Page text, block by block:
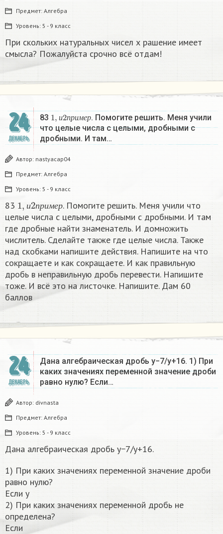
Предмет: Алгебра
Уровень: 5 - 9 класс
При скольких натуральных чисел х рашение имеет
смысла? Пожалуйста срочно всё отдам!
24
ДЕКАБРЬ
83 и п р име р
1,и 2пример
. Помогите решить. Меня учили
что целые числа с целыми, дробными с
дробными. И там…
Автор: nastyacap04
Предмет: Алгебра
Уровень: 5 - 9 класс
83 и п р име р
2
. Помогите решить. Меня учили что
целые числа с целыми, дробными с дробными. И там
где дробные найти знаменатель. И домножить
числитель. Сделайте также где целые числа. Также
над скобками напишите действия. Напишите на что
сокращаете и как сокращаете. И как правильную
дробь в неправильную дробь перевести. Напишите
тоже. И всё это на листочке. Напишите. Дам 60
баллов
24
ДЕКАБРЬ
Дана алгебраическая дробь y−7/y+16. 1) При
каких значениях переменной значение дроби
равно нулю? Если…
Автор: divnasta
Предмет: Алгебра
Уровень: 5 - 9 класс
Дана алгебраическая дробь y−7/y+16.
1) При каких значениях переменной значение дроби
равно нулю?
Если y
2) При каких значениях переменной дробь не
определена?
Если